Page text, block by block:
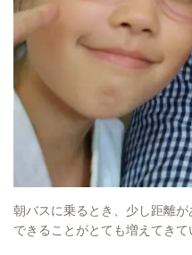
朝バスに乗るとき、少し距離
できることがとても増えてきて